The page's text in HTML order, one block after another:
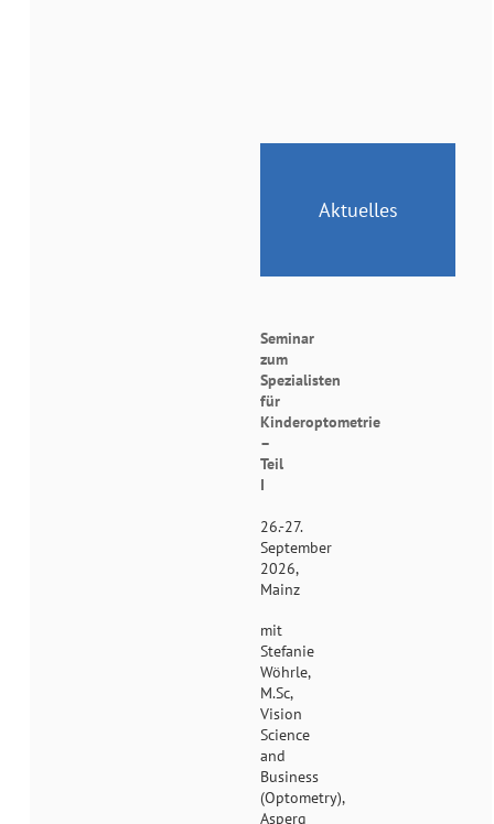
Aktuelles
Seminar
zum
Spezialisten
für
Kinderoptometrie
–
Teil
I
26.-27.
September
2026,
Mainz
mit
Stefanie
Wöhrle,
M.Sc,
Vision
Science
and
Business
(Optometry),
Asperg